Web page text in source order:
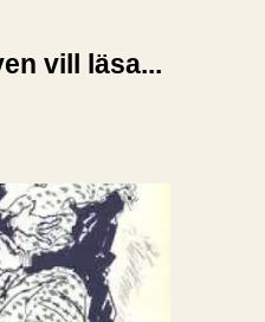
vill läsa...